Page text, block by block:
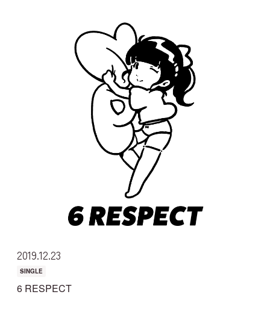
201912 23
SINGLE
6 RESPECT